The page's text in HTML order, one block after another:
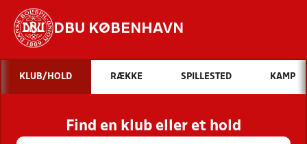
DBU KØBENHAVN
Hvad vil du søge efter?
INDHOLD OG NYHEDER
STILLINGER, RESULTATER, KLUBBER OG
HOLD
KLUB/HOLD RÆKKE SPILLESTED KAMP
Find en klub eller et hold